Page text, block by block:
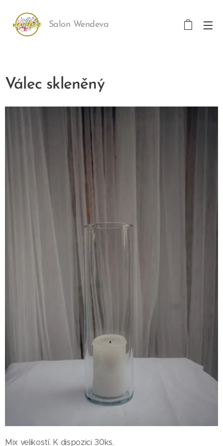
Salon Wendeva
Válec skleněný
Mix velikostí. K dispozici 30ks.